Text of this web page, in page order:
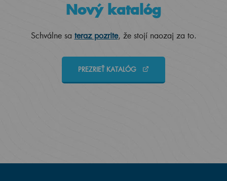
Nový katalóg
Schválne sa teraz pozrite, že stojí naozaj za to.
PREZRIEŤ KATALÓG